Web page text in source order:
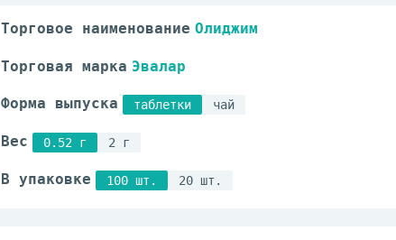
Торговое наименование Олиджим
Торговая марка Эвалар
Форма выпуска таблетки чай
Вес 0.52 г 2 г
В упаковке 100 шт. 20 шт.